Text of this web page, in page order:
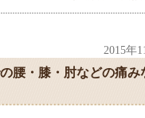
2015年
腰・膝・肘などの痛み